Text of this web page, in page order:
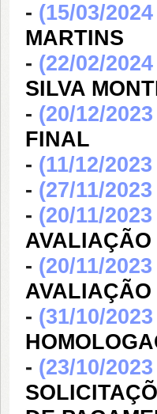
- (15/03/
MARTINS
- (22/02/
SILVA
- (20/12/
FINAL
- (11/12/
- (27/11/
- (20/11/
AVALIAÇÃO
- (20/11/
AVALIAÇÃO
- (31/10/
- (23/10/